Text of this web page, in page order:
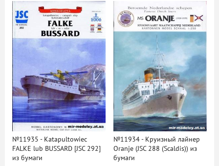
№11935 - Katapultowiec
FALKE lub BUSSARD [JSC 292]
из бумаги
№11934 - Круизный лайнер
Oranje (JSC 288 (Scaldis)) из
бумаги